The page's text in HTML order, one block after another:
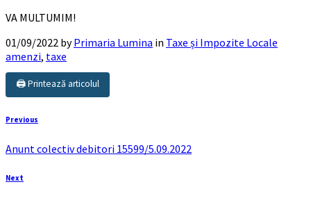
VA MULTUMIM!
01/09/2022 byPrimaria Lumina in Taxe și Impozite Locale
amenzi, taxe
🖨️ Printează articolul
Previous
Anunt colectiv debitori 15599/5.09.2022
Next